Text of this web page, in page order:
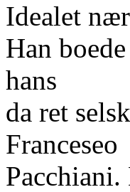
Idealet
Han
hans
da ret
Franceseo